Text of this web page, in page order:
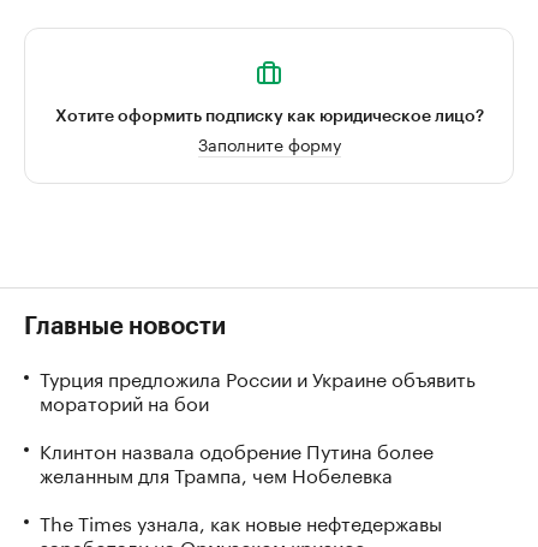
Хотите оформить подписку как юридическое лицо?
Заполните форму
Главные новости
Турция предложила России и Украине объявить
мораторий на бои
Клинтон назвала одобрение Путина более
желанным для Трампа, чем Нобелевка
The Times узнала, как новые нефтедержавы